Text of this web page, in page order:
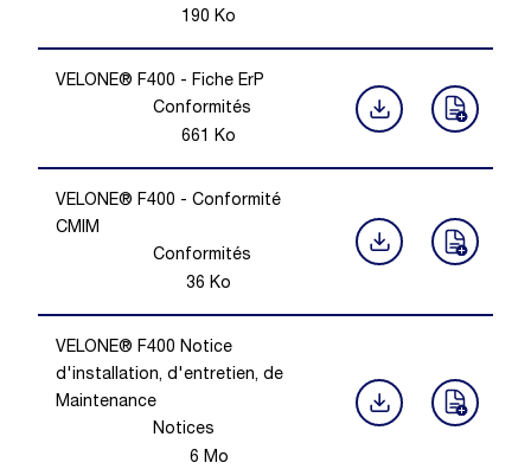
190 Ko
VELONE® F400 - Fiche ErP
Conformités
661 Ko
VELONE® F400 - Conformité
CMIM
Conformités
36 Ko
VELONE® F400 Notice
d'installation, d'entretien, de
Maintenance
Notices
6 Mo